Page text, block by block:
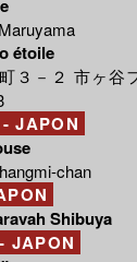
étoile
３－２ 市ヶ谷
JAPON
chan
Shibuya
JAPON